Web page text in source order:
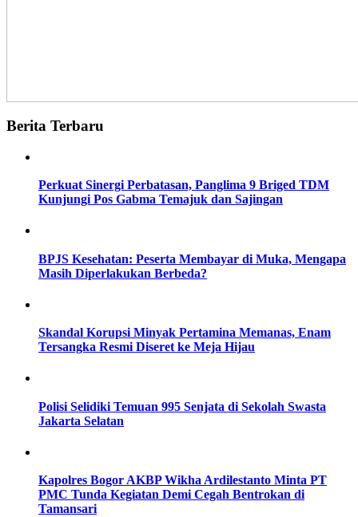
Berita Terbaru
Perkuat Sinergi Perbatasan, Panglima 9 Briged TDM
Kunjungi Pos Gabma Temajuk dan Sajingan
BPJS Kesehatan: Peserta Membayar di Muka, Mengapa
Masih Diperlakukan Berbeda?
Skandal Korupsi Minyak Pertamina Memanas, Enam
Tersangka Resmi Diseret ke Meja Hijau
Polisi Selidiki Temuan 995 Senjata di Sekolah Swasta
Jakarta Selatan
Kapolres Bogor AKBP Wikha Ardilestanto Minta PT
PMC Tunda Kegiatan Demi Cegah Bentrokan di
Tamansari